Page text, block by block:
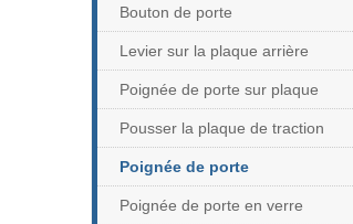
Bouton de porte
Levier sur la plaque arrière
Poignée de porte sur plaque
Pousser la plaque de traction
Poignée de porte
Poignée de porte en verre